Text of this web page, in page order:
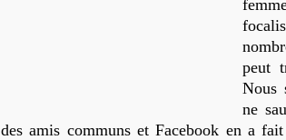
peut
Nous
ne
des amis communs et Facebook en a